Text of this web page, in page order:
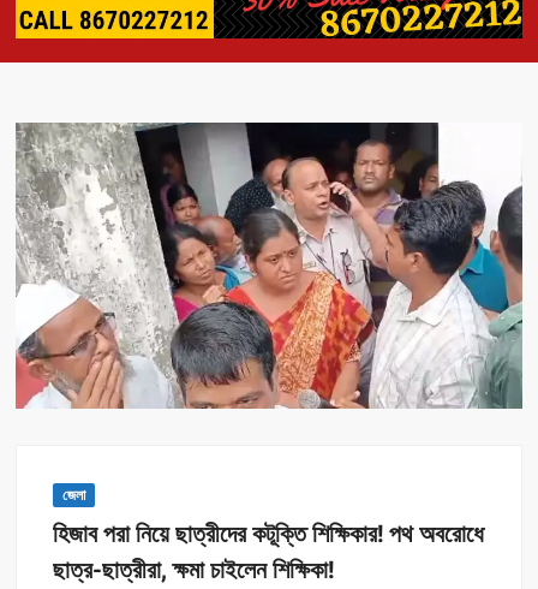
জেলা
হিজাব পরা নিয়ে ছাত্রীদের কটূক্তি শিক্ষিকার! পথ অবরোধে
ছাত্র-ছাত্রীরা, ক্ষমা চাইলেন শিক্ষিকা!